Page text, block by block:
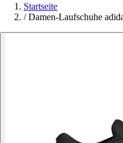
Startseite
/ Damen-Laufschuhe